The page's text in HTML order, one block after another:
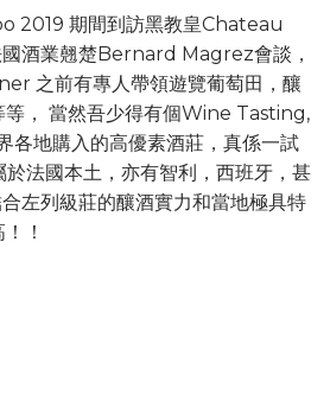
2019 期間到訪黑教皇Chateau
酒業翹楚Bernard Magrez會談，
之前有專人帶領遊覽葡萄田，釀
等， 當然吾少得有個Wine Tasting,
地購入的高優素酒莊，真係一試
法國本土，亦有智利，西班牙，甚
左列級莊的釀酒實力和當地極具特
！